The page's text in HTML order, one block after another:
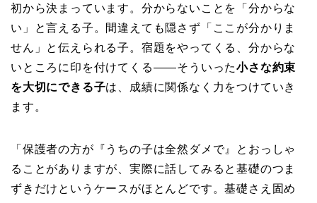
初から決まっています。分からないことを「分からな
い」と言える子。間違えても隠さず「ここが分かりま
せん」と伝えられる子。宿題をやってくる、分からな
いところに印を付けてくる——そういった小さな約束
を大切にできる子は、成績に関係なく力をつけていき
ます。
「保護者の方が『うちの子は全然ダメで』とおっしゃ
ることがありますが、実際に話してみると基礎のつま
ずきだけというケースがほとんどです。基礎さえ固め